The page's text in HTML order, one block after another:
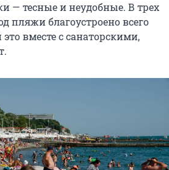
— тесные и неудобные. В трех
пляжи благоустроено всего
вместе с санаторскими,